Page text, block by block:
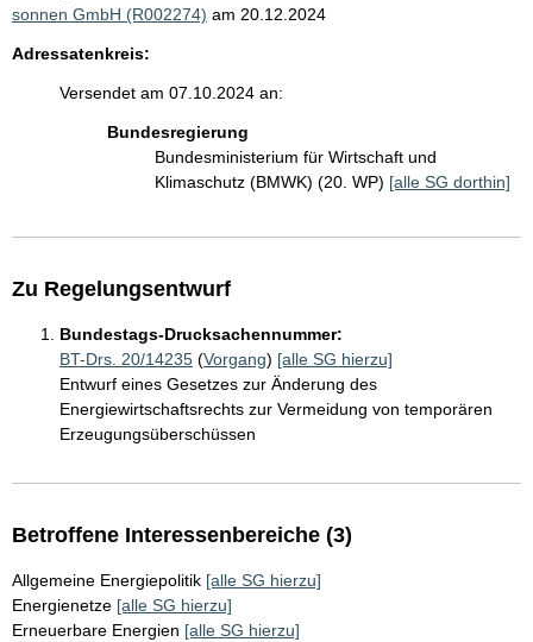
sonnen GmbH (R002274) am 20.12.2024
Adressatenkreis:
Versendet am 07.10.2024 an:
Bundesregierung
Bundesministerium für Wirtschaft und
Klimaschutz (BMWK) (20. WP) [alle SG dorthin]
Zu Regelungsentwurf
Bundestags-Drucksachennummer:
BT-Drs. 20/14235 (Vorgang) [alle SG hierzu]
Entwurf eines Gesetzes zur Änderung des
Energiewirtschaftsrechts zur Vermeidung von temporären
Erzeugungsüberschüssen
Betroffene Interessenbereiche (3)
Allgemeine Energiepolitik [alle SG hierzu]
Energienetze [alle SG hierzu]
Erneuerbare Energien [alle SG hierzu]